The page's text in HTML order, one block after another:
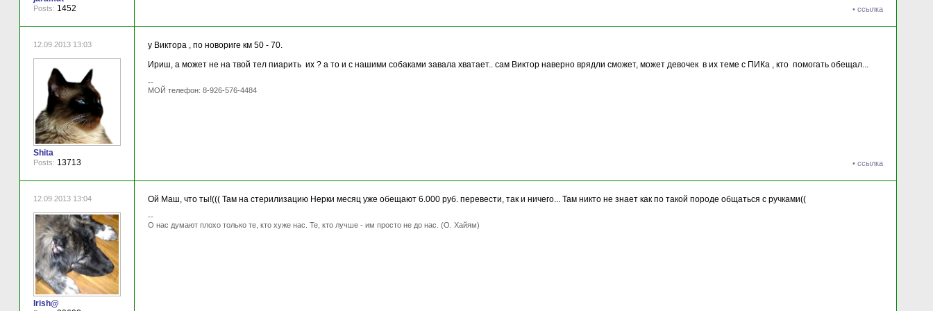
Posts: 1452 • ссылка
12.09.2013 13:03
Shita
Posts: 13713
у Виктора , по новориге км 50 - 70.
Ириш, а может не на твой тел пиарить их ? а то и с нашими собаками завала хватает.. сам Виктор наверно врядли сможет, может девочек в их теме с ПИКа , кто помогать обещал...
--
МОЙ телефон: 8-926-576-4484
• ссылка
12.09.2013 13:04
Irish@
Ой Маш, что ты!((( Там на стерилизацию Нерки месяц уже обещают 6.000 руб. перевести, так и ничего... Там никто не знает как по такой породе общаться с ручками((
--
О нас думают плохо только те, кто хуже нас. Те, кто лучше - им просто не до нас. (О. Хайям)